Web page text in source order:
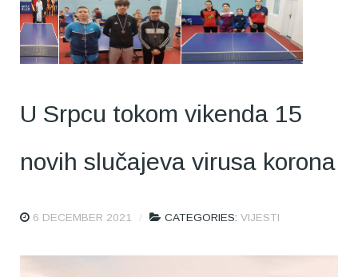
U Srpcu tokom vikenda 15
novih slučajeva virusa korona
6 DECEMBER 2021 CATEGORIES: VIJESTI